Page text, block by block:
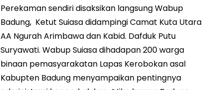
Perekaman sendiri disaksikan langsung Wabup
Badung, Ketut Suiasa didampingi Camat Kuta Utara
AA Ngurah Arimbawa dan Kabid. Dafduk Putu
Suryawati. Wabup Suiasa dihadapan 200 warga
binaan pemasyarakatan Lapas Kerobokan asal
Kabupten Badung menyampaikan pentingnya